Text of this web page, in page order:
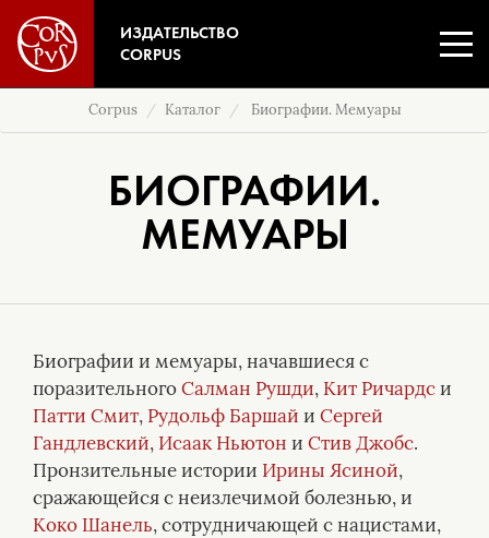
ИЗДАТЕЛЬСТВО
CORPUS
Corpus Каталог Биографии. Мемуары
БИОГРАФИИ.
МЕМУАРЫ
Биографии и мемуары, начавшиеся с
поразительногоСалман Рушди, Кит Ричардси
Патти Смит, Рудольф Баршай и Сергей
Гандлевский, Исаак Ньютон и Стив Джобс.
Пронзительные истории Ирины Ясиной,
сражающейся с неизлечимой болезнью, и
Коко Шанель, сотрудничающей с нацистами,